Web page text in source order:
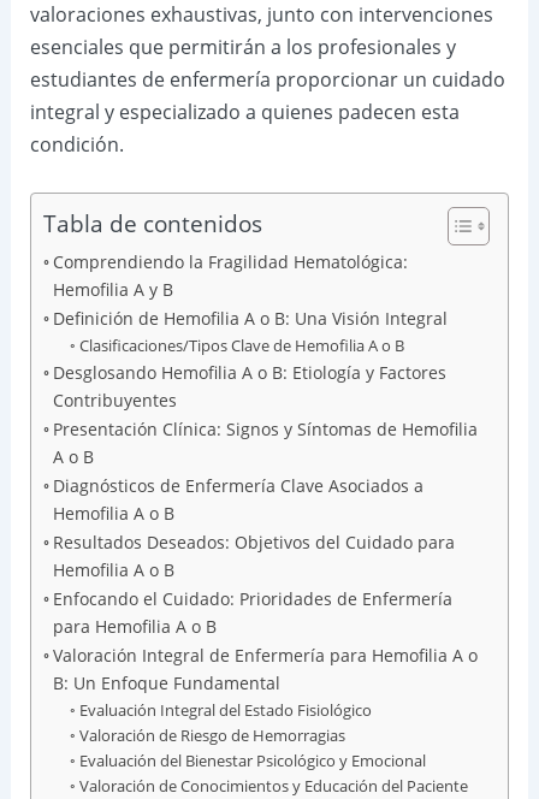
valoraciones exhaustivas, junto con intervenciones
esenciales que permitirán a los profesionales y
estudiantes de enfermería proporcionar un cuidado
integral y especializado a quienes padecen esta
condición.
Tabla de contenidos
Comprendiendo la Fragilidad Hematológica:
Hemofilia A y B
Definición de Hemofilia A o B: Una Visión Integral
Clasificaciones/Tipos Clave de Hemofilia A o B
Desglosando Hemofilia A o B: Etiología y Factores
Contribuyentes
Presentación Clínica: Signos y Síntomas de Hemofilia
A o B
Diagnósticos de Enfermería Clave Asociados a
Hemofilia A o B
Resultados Deseados: Objetivos del Cuidado para
Hemofilia A o B
Enfocando el Cuidado: Prioridades de Enfermería
para Hemofilia A o B
Valoración Integral de Enfermería para Hemofilia A o
B: Un Enfoque Fundamental
Evaluación Integral del Estado Fisiológico
Valoración de Riesgo de Hemorragias
Evaluación del Bienestar Psicológico y Emocional
Valoración de Conocimientos y Educación del Paciente